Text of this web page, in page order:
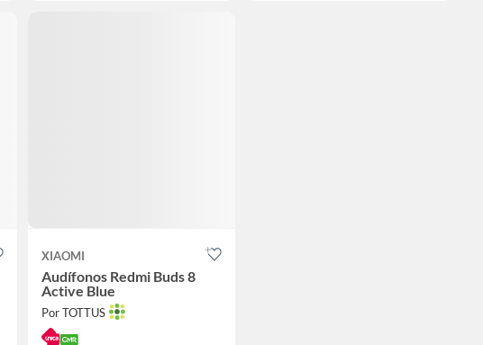
XIAOMI
Audífonos Redmi Buds 8
Active Blue
Por TOTTUS